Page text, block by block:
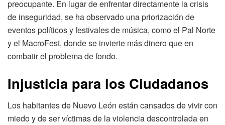
preocupante. En lugar de enfrentar directamente la crisis
de inseguridad, se ha observado una priorización de
eventos políticos y festivales de música, como el Pal Norte
y el MacroFest, donde se invierte más dinero que en
combatir el problema de fondo.
Injusticia para los Ciudadanos
Los habitantes de Nuevo León están cansados de vivir con
miedo y de ser víctimas de la violencia descontrolada en